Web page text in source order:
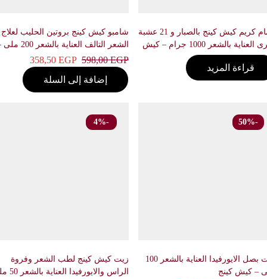
حمام كريم كيش كينج بالصبار و 21 عشبة
اخرى العناية بالشعر 1000 جرام – كيش
قراءة المزيد
شامبو كيش كينج بروتين الحليب لعلاج
الشعر التالف العناية بالشعر 200 ملى –
كيش كينج598,00EGP
358,50EGP
إضافة إلى السلة
زيت بصل الايورفيدا العناية بالشعر 100
كيش كينج
-4%
زيت كيش كينج لطب الشعر وفروة
الراس والايورفيدا العناية بالشعر 50 ملى